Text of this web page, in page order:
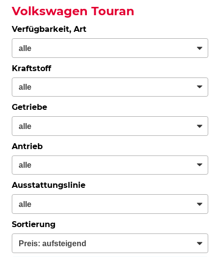
Volkswagen Touran
Verfügbarkeit, Art
Kraftstoff
Getriebe
Antrieb
Ausstattungslinie
Sortierung